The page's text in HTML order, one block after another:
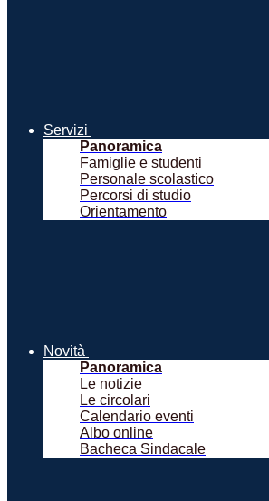
Servizi
Panoramica
Famiglie e studenti
Personale scolastico
Percorsi di studio
Orientamento
Novità
Panoramica
Le notizie
Le circolari
Calendario eventi
Albo online
Bacheca Sindacale